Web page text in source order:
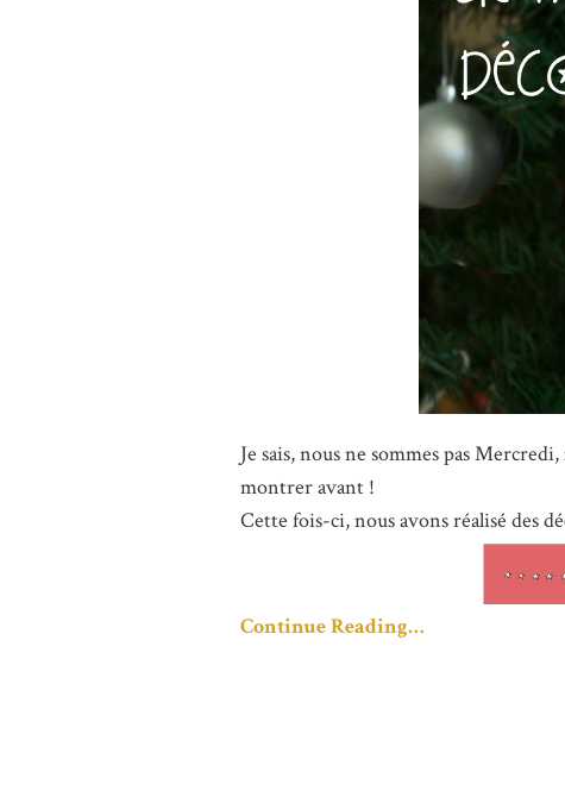
Je sais, nous ne sommes pas
montrer avant !
Cette fois-ci, nous avons réalisé des
Continue Reading…